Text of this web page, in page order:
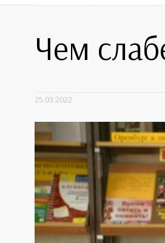
Чем
25.03.2022